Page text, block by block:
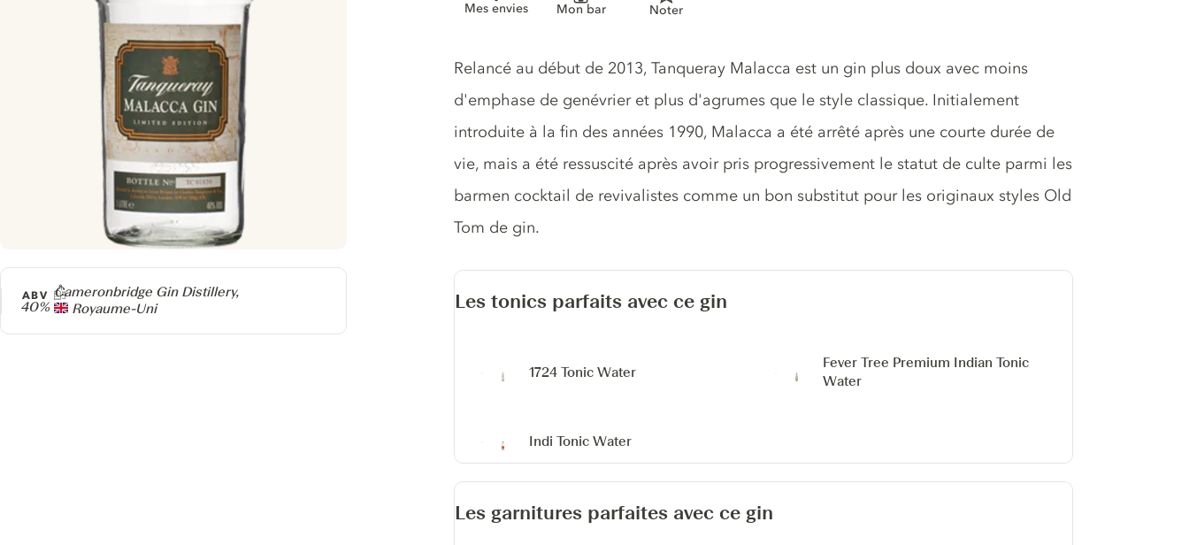
Mes envies Mon bar Noter
Producteur
Cameronbridge Gin Distillery,
Royaume-Uni
ABV
40%
Description du gin
Relancé au début de 2013, Tanqueray Malacca est un gin plus doux avec moins
d'emphase de genévrier et plus d'agrumes que le style classique. Initialement
introduite à la fin des années 1990, Malacca a été arrêté après une courte durée de
vie, mais a été ressuscité après avoir pris progressivement le statut de culte parmi les
barmen cocktail de revivalistes comme un bon substitut pour les originaux styles Old
Tom de gin.
Les tonics parfaits avec ce gin
1724 Tonic Water
Fever Tree Premium Indian Tonic
Water
Indi Tonic Water
Les garnitures parfaites avec ce gin